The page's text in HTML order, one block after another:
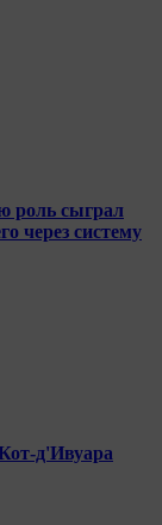
роль сыграл
через систему
д'Ивуара